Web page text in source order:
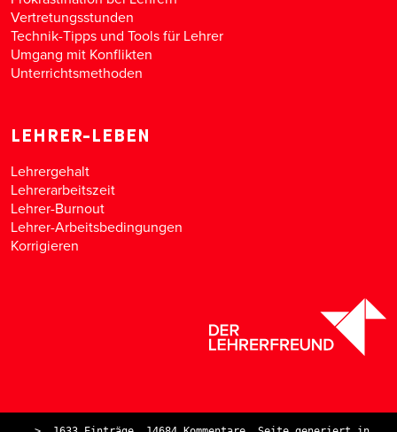
Vertretungsstunden
Technik-Tipps und Tools für Lehrer
Umgang mit Konflikten
Unterrichtsmethoden
LEHRER-LEBEN
Lehrergehalt
Lehrerarbeitszeit
Lehrer-Burnout
Lehrer-Arbeitsbedingungen
Korrigieren